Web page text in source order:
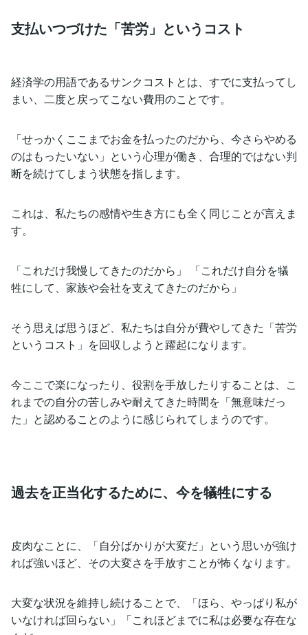
支払いつづけた「苦労」というコスト
経済学の用語であるサンクコストとは、すでに支払ってし
まい、二度と戻ってこない費用のことです。
「せっかくここまでお金を払ったのだから、今さらやめる
のはもったいない」という心理が働き、合理的ではない判
断を続けてしまう状態を指します。
これは、私たちの感情や生き方にも全く同じことが言えま
す。
「これだけ我慢してきたのだから」 「これだけ自分を犠
牲にして、家族や会社を支えてきたのだから」
そう思えば思うほど、私たちは自分が費やしてきた「苦労
というコスト」を回収しようと躍起になります。
今ここで楽になったり、役割を手放したりすることは、こ
れまでの自分の苦しみや耐えてきた時間を「無意味だっ
た」と認めることのように感じられてしまうのです。
過去を正当化するために、今を犠牲にする
皮肉なことに、「自分ばかりが大変だ」という思いが強け
れば強いほど、その大変さを手放すことが怖くなります。
大変な状況を維持し続けることで、「ほら、やっぱり私が
いなければ回らない」「これほどまでに私は必要な存在な